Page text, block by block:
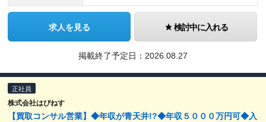
求人を見る 検討中に入れる
掲載終了予定日： 2026.08.27
正社員
株式会社はぴねす
【買取コンサル営業】◆年収が青天井!?◆年収５０００万円可◆入